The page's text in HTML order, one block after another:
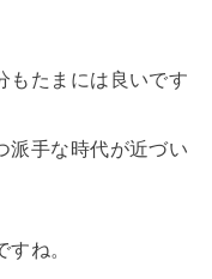
もたまには良いです
派手な時代が近づい
ね。